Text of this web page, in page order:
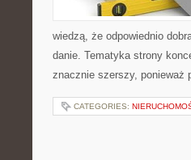
wiedzą, że odpowiednio
danie. Tematyka strony
znacznie szerszy, ponieważ
CATEGORIES: